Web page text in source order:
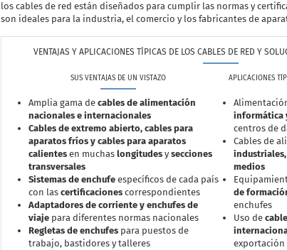
los cables de red están diseñados para cumplir las normas y
son ideales para la industria, el comercio y los fabricantes de
VENTAJAS Y APLICACIONES TÍPICAS DE LOS CABLES DE RED Y
SUS VENTAJAS DE UN VISTAZO
Amplia gama decables de alimentación
nacionales e internacionales
Cables de extremo abierto, cables para
aparatos fríos y cables para aparatos
calientes en muchaslongitudes ysecciones
transversales
Sistemas de enchufe específicos de cada país
con lascertificaciones correspondientes
Adaptadores de corriente y enchufes de
viaje para diferentes normas nacionales
Regletas de enchufes para puestos de
trabajo, bastidores y talleres
APLICACIONES
informática
centros de
Cables de
medios
de
enchufes
Uso de
exportación